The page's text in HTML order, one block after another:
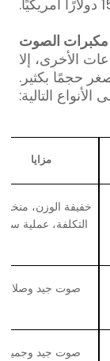
مكبرات الصوت
الأخرى، إلا
حجمًا بكثير.
التالية:
مزايا
خفيفة الوزن،
التكلفة، عملية
صوت جيد وصلابة
صوت جيد وجميل